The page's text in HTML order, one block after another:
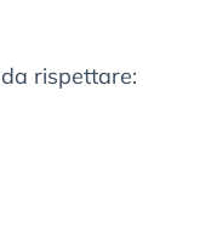
da rispettare: